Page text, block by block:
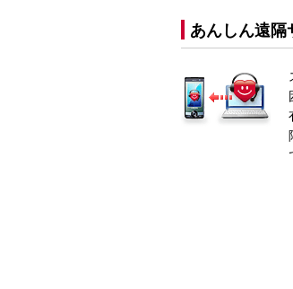
あんしん遠隔